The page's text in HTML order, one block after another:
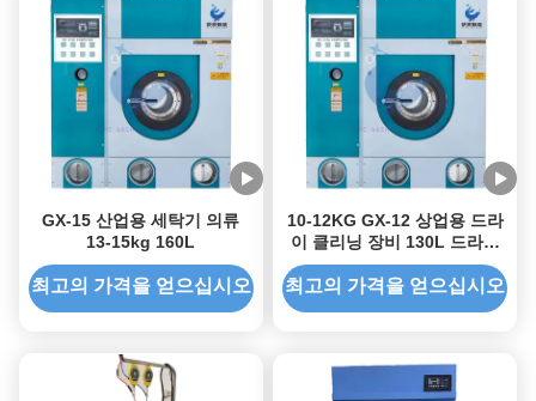
GX-15 산업용 세탁기 의류
13-15kg 160L
최고의 가격을 얻으십시오
10-12KG GX-12 상업용 드라
이 클리닝 장비 130L 드라이
클린 세탁기
최고의 가격을 얻으십시오